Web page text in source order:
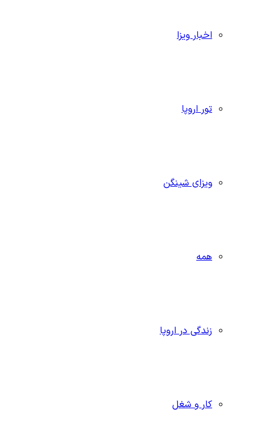
اخبار ویزا
تور اروپا
ویزای شینگن
همه
زندگی در اروپا
کار و شغل